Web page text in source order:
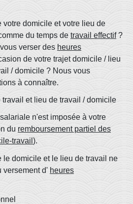
votre domicile et votre lieu de
du temps de travail effectif?
verser des heures
de votre trajet domicile / lieu
/ domicile ? Nous vous
à connaître.
et lieu de travail / domicile
n'est imposée à votre
du remboursement partiel des
travail ).
le domicile et le lieu de travail ne
versement d' heures